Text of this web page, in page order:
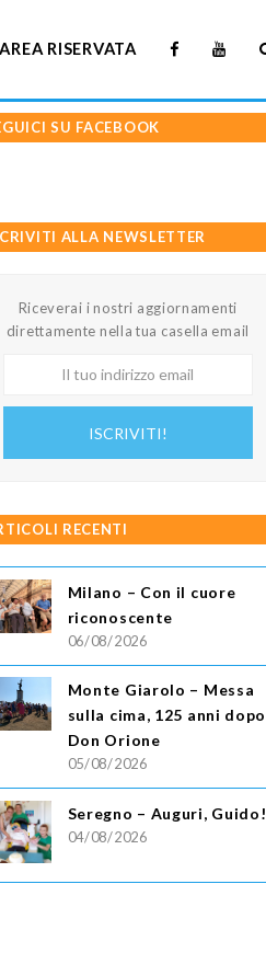
AREA RISERVATA
SU FACEBOOK
ALLA NEWSLETTER
Riceverai i nostri aggiornamenti
direttamente nella tua casella email
ISCRIVITI!
RECENTI
Milano – Con il cuore
riconoscente
06/08/2026
Monte Giarolo – Messa
sulla cima, 125 anni dopo
Don Orione
05/08/2026
Seregno – Auguri, Guido!
04/08/2026